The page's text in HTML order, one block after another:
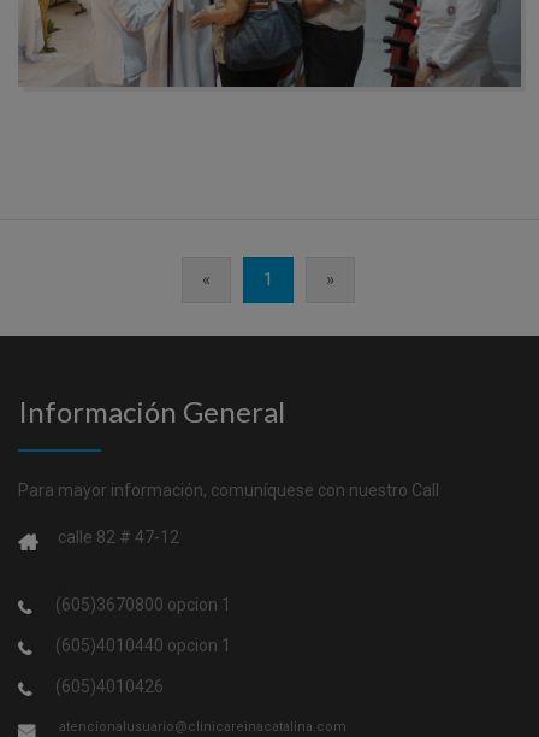
« 1 »
Información General
Para mayor información, comuníquese con nuestro Call
calle 82 # 47-12
(605)3670800 opcion 1
(605)4010440 opcion 1
(605)4010426
atencionalusuario@clinicareinacatalina.com